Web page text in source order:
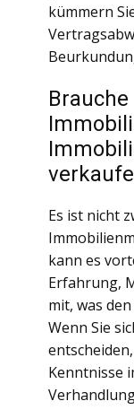
kümmern
Es ist nicht
kann es
Erfahrung,
mit, was
Wenn Sie
Kenntnisse